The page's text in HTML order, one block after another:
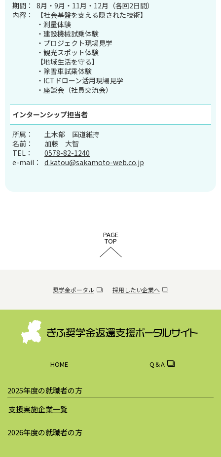
期間：
8月・ 9月・ 11月・ 12月（各回2日間）
内容：
【社会基盤を支える隠された技術】
・測量体験
・建設機械試乗体験
・プロジェクト現場見学
・観光スポット体験
【地域生活を守る】
・除雪車試乗体験
・ICTドローン活用現場見学
・座談会（社員交流会）
インターンシップ担当者
所属：
土木部 国道維持
名前：
加藤 大智
TEL：
0578-82-1240
e-mail：
d.katou@sakamoto-web.co.jp
PAGE
TOP
奨学金ポータル 採用したい企業へ
HOME Q＆A
2025年度の就職者の方
支援実施企業一覧
2026年度の就職者の方